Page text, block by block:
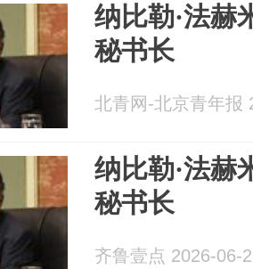
纳比勒·法赫
秘书长
北青网-北京青年报
纳比勒·法赫
秘书长
齐鲁壹点 2026-06-